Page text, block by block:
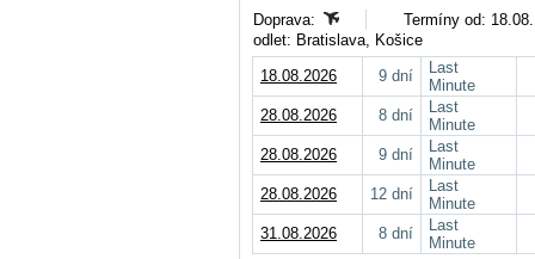
Doprava:
Termíny od:
odlet: Bratislava, Košice
18.08.2026
9 dní
Last
Minute
28.08.2026
8 dní
Last
Minute
28.08.2026
9 dní
Last
Minute
28.08.2026
12 dní
Last
Minute
31.08.2026
8 dní
Last
Minute